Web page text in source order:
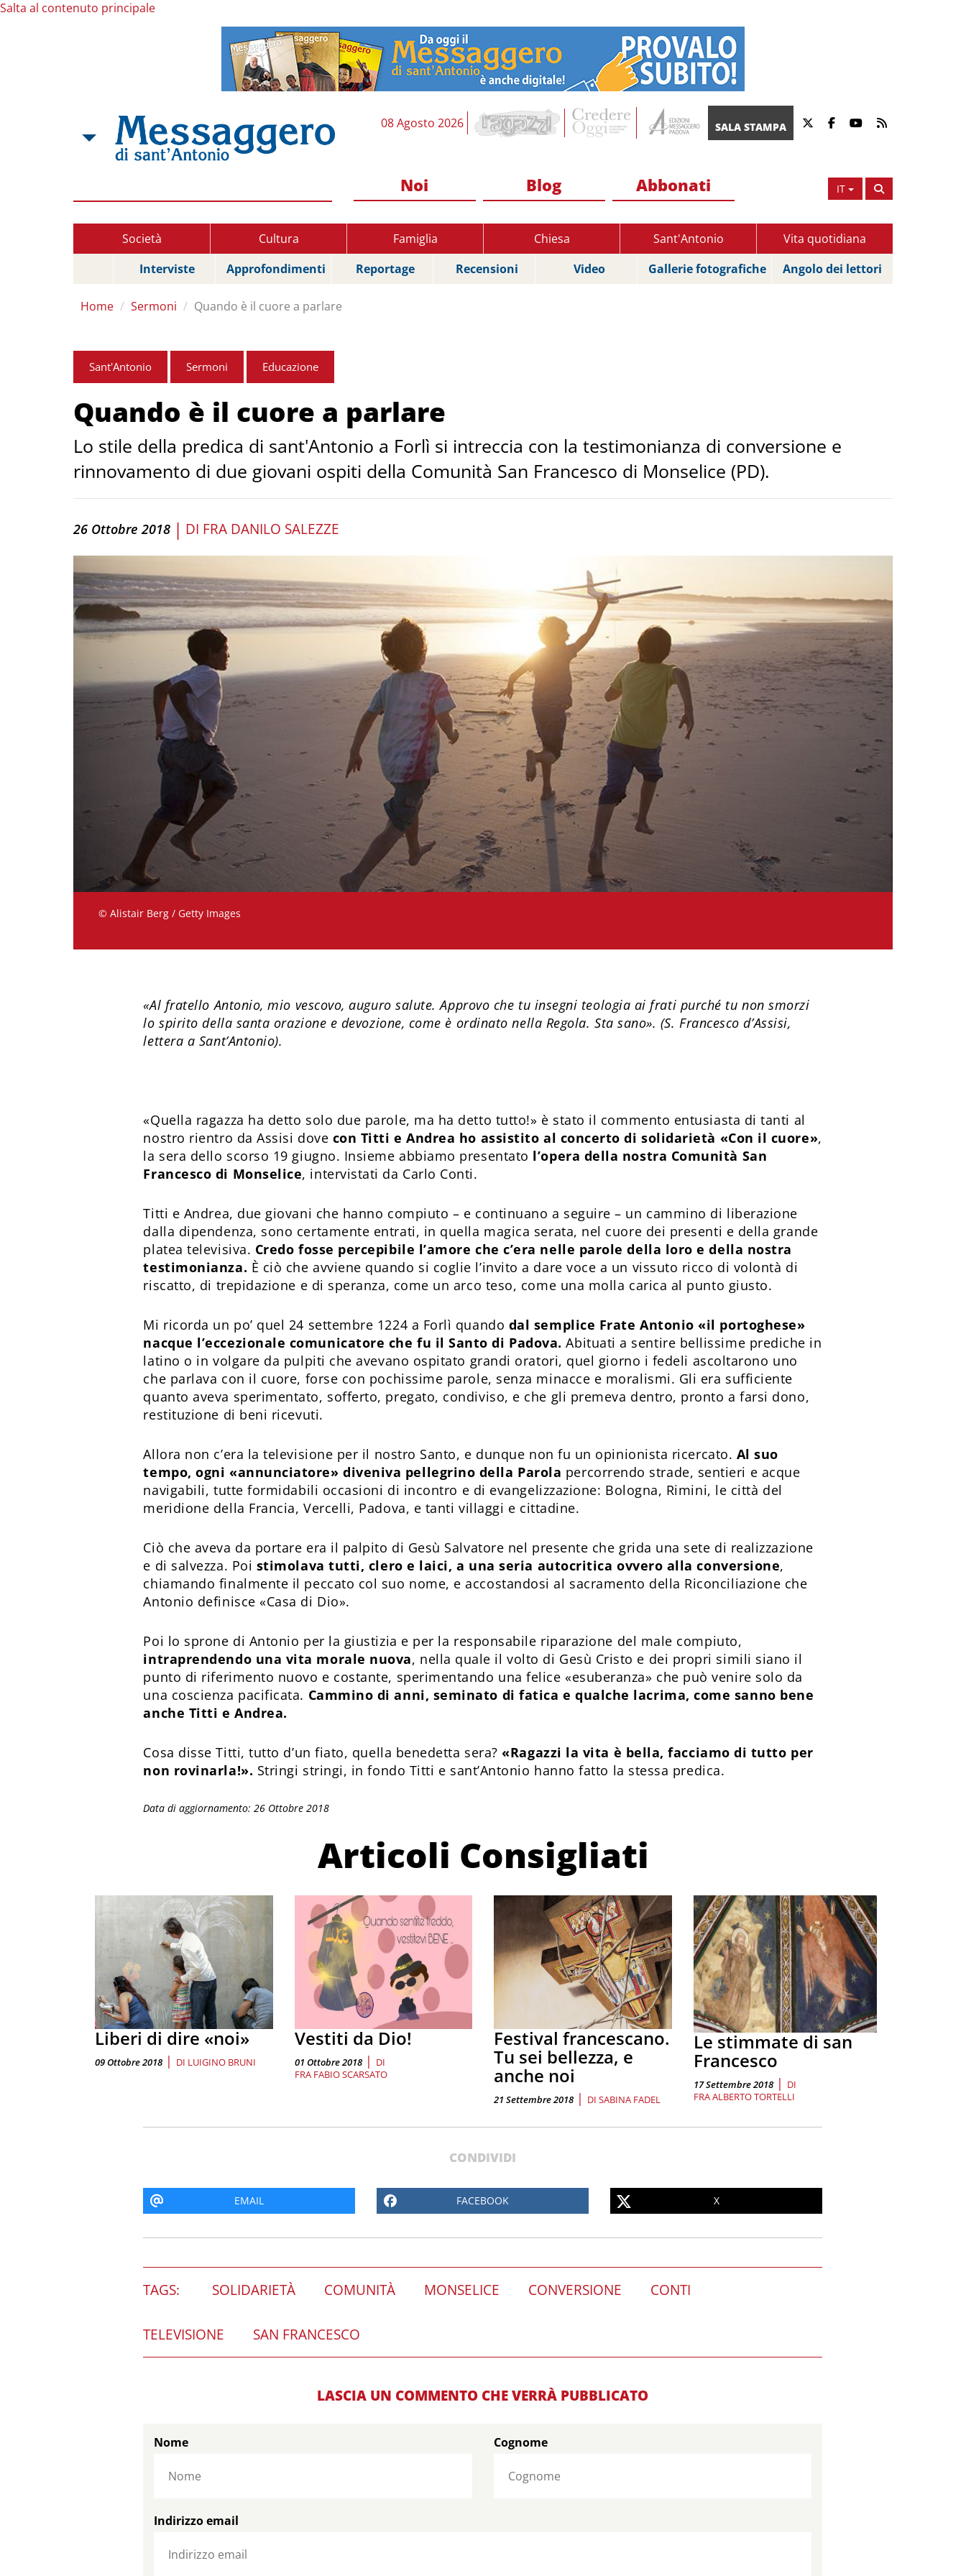
Salta al contenuto principale
08 Agosto 2026 SALA STAMPA
IT
Noi Blog Abbonati
Società Cultura Famiglia Chiesa Sant'Antonio
Vita quotidiana
Interviste
Approfondimenti Reportage Recensioni Video Gallerie fotografiche Angolo dei lettori
Home Sermoni Quando è il cuore a parlare
Sant'Antonio Sermoni Educazione
Quando è il cuore a parlare
Lo stile della predica di sant'Antonio a Forlì si intreccia con la testimonianza di conversione e
rinnovamento di due giovani ospiti della Comunità San Francesco di Monselice (PD).
26 Ottobre 2018 | DI FRA DANILO SALEZZE
© Alistair Berg / Getty Images
«Al fratello Antonio, mio vescovo, auguro salute. Approvo che tu insegni teologia ai frati purché tu non smorzi
lo spirito della santa orazione e devozione, come è ordinato nella Regola. Sta sano». (S. Francesco d’Assisi,
lettera a Sant’Antonio).
«Quella ragazza ha detto solo due parole, ma ha detto tutto!» è stato il commento entusiasta di tanti al
nostro rientro da Assisi dove con Titti e Andrea ho assistito al concerto di solidarietà «Con il cuore»,
la sera dello scorso 19 giugno. Insieme abbiamo presentato l’opera della nostra Comunità San
Francesco di Monselice, intervistati da Carlo Conti.
Titti e Andrea, due giovani che hanno compiuto – e continuano a seguire – un cammino di liberazione
dalla dipendenza, sono certamente entrati, in quella magica serata, nel cuore dei presenti e della grande
platea televisiva. Credo fosse percepibile l’amore che c’era nelle parole della loro e della nostra
testimonianza. È ciò che avviene quando si coglie l’invito a dare voce a un vissuto ricco di volontà di
riscatto, di trepidazione e di speranza, come un arco teso, come una molla carica al punto giusto.
Mi ricorda un po’ quel 24 settembre 1224 a Forlì quando dal semplice Frate Antonio «il portoghese»
nacque l’eccezionale comunicatore che fu il Santo di Padova. Abituati a sentire bellissime prediche in
latino o in volgare da pulpiti che avevano ospitato grandi oratori, quel giorno i fedeli ascoltarono uno
che parlava con il cuore, forse con pochissime parole, senza minacce e moralismi. Gli era sufficiente
quanto aveva sperimentato, sofferto, pregato, condiviso, e che gli premeva dentro, pronto a farsi dono,
restituzione di beni ricevuti.
Allora non c’era la televisione per il nostro Santo, e dunque non fu un opinionista ricercato. Al suo
tempo, ogni «annunciatore» diveniva pellegrino della Parola percorrendo strade, sentieri e acque
navigabili, tutte formidabili occasioni di incontro e di evangelizzazione: Bologna, Rimini, le città del
meridione della Francia, Vercelli, Padova, e tanti villaggi e cittadine.
Ciò che aveva da portare era il palpito di Gesù Salvatore nel presente che grida una sete di realizzazione
e di salvezza. Poi stimolava tutti, clero e laici, a una seria autocritica ovvero alla conversione,
chiamando finalmente il peccato col suo nome, e accostandosi al sacramento della Riconciliazione che
Antonio definisce «Casa di Dio».
Poi lo sprone di Antonio per la giustizia e per la responsabile riparazione del male compiuto,
intraprendendo una vita morale nuova, nella quale il volto di Gesù Cristo e dei propri simili siano il
punto di riferimento nuovo e costante, sperimentando una felice «esuberanza» che può venire solo da
una coscienza pacificata. Cammino di anni, seminato di fatica e qualche lacrima, come sanno bene
anche Titti e Andrea.
Cosa disse Titti, tutto d’un fiato, quella benedetta sera? «Ragazzi la vita è bella, facciamo di tutto per
non rovinarla!». Stringi stringi, in fondo Titti e sant’Antonio hanno fatto la stessa predica.
Data di aggiornamento: 26 Ottobre 2018
Articoli Consigliati
Liberi di dire «noi»
09 Ottobre 2018 | DI LUIGINO BRUNI
Vestiti da Dio!
01 Ottobre 2018 | DI
FRA FABIO SCARSATO
Festival francescano.
Tu sei bellezza, e
anche noi
21 Settembre 2018 | DI SABINA FADEL
Le stimmate di san
Francesco
17 Settembre 2018 | DI
FRA ALBERTO TORTELLI
CONDIVIDI
EMAIL FACEBOOK X
TAGS: SOLIDARIETÀ COMUNITÀ MONSELICE CONVERSIONE CONTI
TELEVISIONE SAN FRANCESCO
LASCIA UN COMMENTO CHE VERRÀ PUBBLICATO
Nome Cognome
Indirizzo email